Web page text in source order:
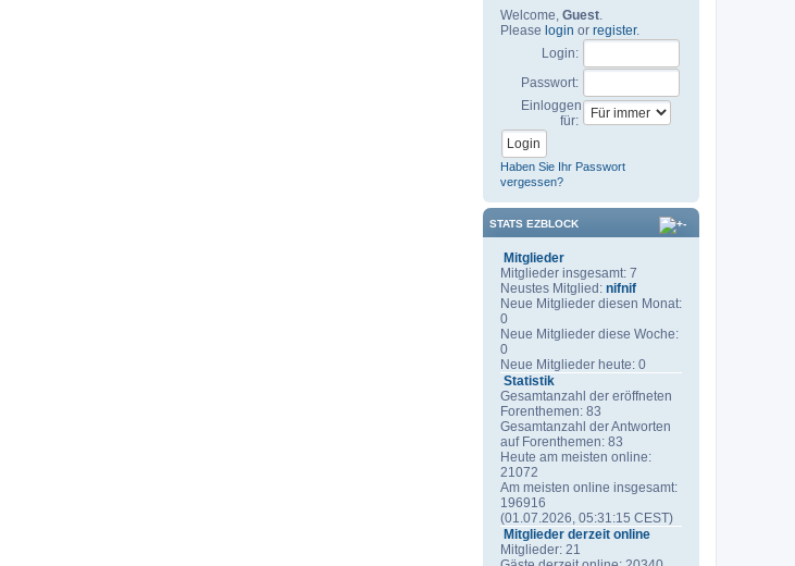
Welcome, Guest.
Please login or register.
Login:
Passwort:
Einloggen
für:
Haben Sie Ihr Passwort
vergessen?
STATS EZBLOCK
Mitglieder
Mitglieder insgesamt: 7
Neustes Mitglied: nifnif
Neue Mitglieder diesen Monat:
0
Neue Mitglieder diese Woche:
0
Neue Mitglieder heute: 0
Statistik
Gesamtanzahl der eröffneten
Forenthemen: 83
Gesamtanzahl der Antworten
auf Forenthemen: 83
Heute am meisten online:
21072
Am meisten online insgesamt:
196916
(01.07.2026, 05:31:15 CEST)
Mitglieder derzeit online
Mitglieder: 21